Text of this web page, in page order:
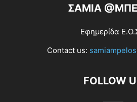
ΣΑΜΙΑ
Εφημερίδα
Contact us:
FOLLOW